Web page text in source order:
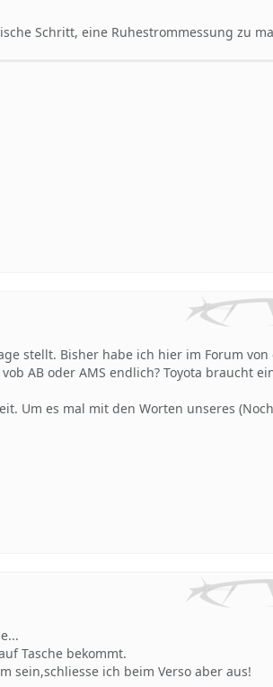
Schritt, eine Ruhestrommessung zu
stellt. Bisher habe ich hier im Forum von
AB oder AMS endlich? Toyota braucht
Um es mal mit den Worten unseres
Tasche bekommt.
sein,schliesse ich beim Verso aber aus!